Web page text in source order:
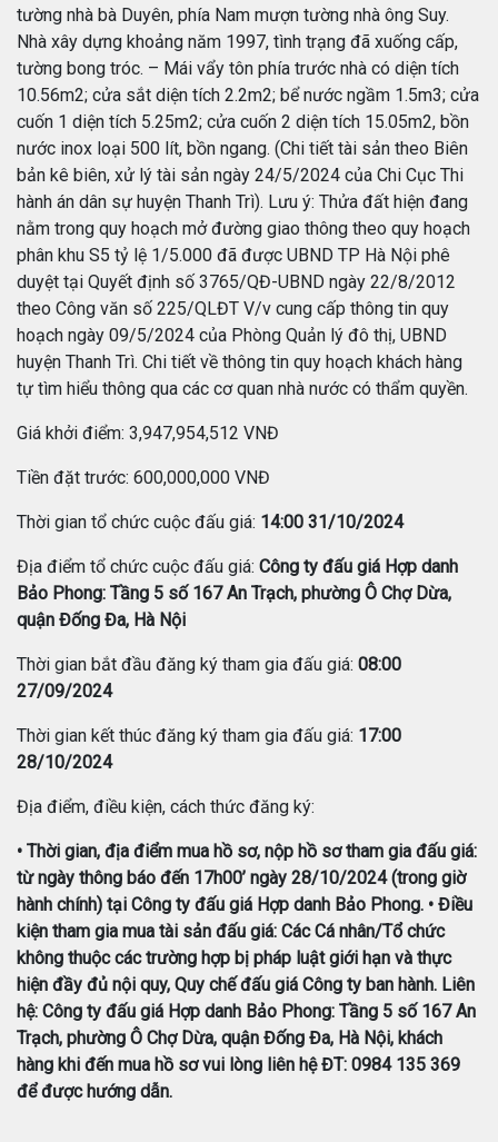
tường nhà bà Duyên, phía Nam mượn tường nhà ông Suy.
Nhà xây dựng khoảng năm 1997, tình trạng đã xuống cấp,
tường bong tróc. – Mái vẩy tôn phía trước nhà có diện tích
10.56m2; cửa sắt diện tích 2.2m2; bể nước ngầm 1.5m3; cửa
cuốn 1 diện tích 5.25m2; cửa cuốn 2 diện tích 15.05m2, bồn
nước inox loại 500 lít, bồn ngang. (Chi tiết tài sản theo Biên
bản kê biên, xử lý tài sản ngày 24/5/2024 của Chi Cục Thi
hành án dân sự huyện Thanh Trì). Lưu ý: Thửa đất hiện đang
nằm trong quy hoạch mở đường giao thông theo quy hoạch
phân khu S5 tỷ lệ 1/5.000 đã được UBND TP Hà Nội phê
duyệt tại Quyết định số 3765/QĐ-UBND ngày 22/8/2012
theo Công văn số 225/QLĐT V/v cung cấp thông tin quy
hoạch ngày 09/5/2024 của Phòng Quản lý đô thị, UBND
huyện Thanh Trì. Chi tiết về thông tin quy hoạch khách hàng
tự tìm hiểu thông qua các cơ quan nhà nước có thẩm quyền.
Giá khởi điểm: 3,947,954,512 VNĐ
Tiền đặt trước: 600,000,000 VNĐ
Thời gian tổ chức cuộc đấu giá: 14:00 31/10/2024
Địa điểm tổ chức cuộc đấu giá: Công ty đấu giá Hợp danh
Bảo Phong: Tầng 5 số 167 An Trạch, phường Ô Chợ Dừa,
quận Đống Đa, Hà Nội
Thời gian bắt đầu đăng ký tham gia đấu giá: 08:00
27/09/2024
Thời gian kết thúc đăng ký tham gia đấu giá: 17:00
28/10/2024
Địa điểm, điều kiện, cách thức đăng ký:
• Thời gian, địa điểm mua hồ sơ, nộp hồ sơ tham gia đấu giá:
từ ngày thông báo đến 17h00’ ngày 28/10/2024 (trong giờ
hành chính) tại Công ty đấu giá Hợp danh Bảo Phong. • Điều
kiện tham gia mua tài sản đấu giá: Các Cá nhân/Tổ chức
không thuộc các trường hợp bị pháp luật giới hạn và thực
hiện đầy đủ nội quy, Quy chế đấu giá Công ty ban hành. Liên
hệ: Công ty đấu giá Hợp danh Bảo Phong: Tầng 5 số 167 An
Trạch, phường Ô Chợ Dừa, quận Đống Đa, Hà Nội, khách
hàng khi đến mua hồ sơ vui lòng liên hệ ĐT: 0984 135 369
để được hướng dẫn.